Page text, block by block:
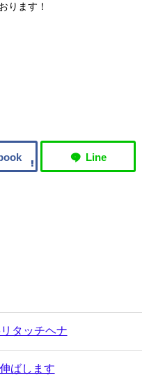
ります！
タッチヘナ
ばします